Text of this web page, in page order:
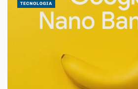
TECNOLOGIA